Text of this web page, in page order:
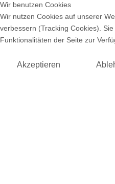
Wir benutzen Cookies
Wir nutzen Cookies auf unserer
verbessern (Tracking Cookies).
Funktionalitäten der Seite zur
Akzeptieren